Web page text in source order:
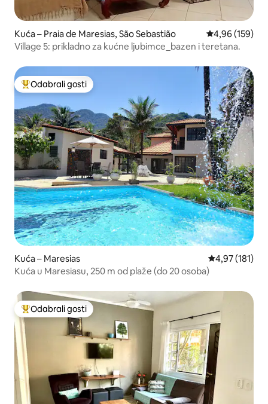
Kuća – Praia de Maresias, São Sebastião Prosječna
4,96 (159)
Village 5: prikladno za kućne ljubimce_bazen i teretana.
Među najviše rangiranima s oznakom „Odabrali gosti”
Odabrali gosti
Kuća – Maresias Prosječna
4,97 (181)
Kuća u Maresiasu, 250 m od plaže (do 20 osoba)
Među najviše rangiranima s oznakom „Odabrali gosti”
Odabrali gosti